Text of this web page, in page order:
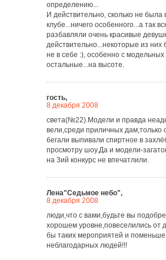
определению...
И действительно, сколько не была
клубе...ничего особенного...а так
разбавляли очень красивые
действительно...некоторые из них
не в себе :), особенно с
остальные...на высоте.
гость,
8 декабря 2008
света(№22).Модели и правда
вели,среди приличных дам,только
бегали выпивали спиртное в
просмотру шоу.Да и модели-
на 3ий конкурс не впечатлили.
Лена"Седьмое небо",
8 декабря 2008
люди,что с вами,будьте вы
хорошем уровне,повеселились от
бы таких мероприятей и поменьше
неблагодарных людей!!!